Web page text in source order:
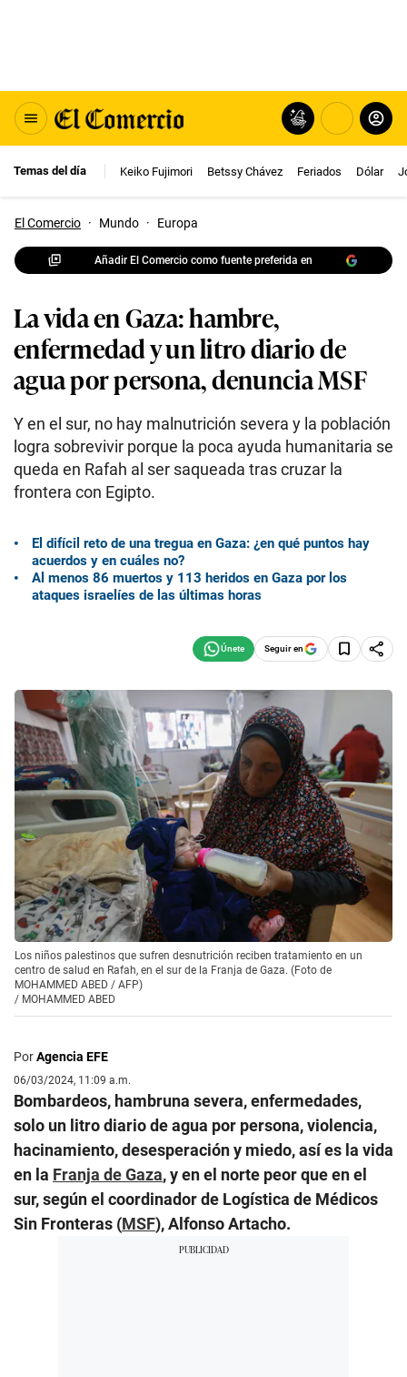
Temas del día Keiko Fujimori Betssy Chávez Feriados Dólar
El Comercio · Mundo · Europa
Añadir El Comercio como fuente preferida en
La vida en Gaza: hambre,
enfermedad y un litro diario de
agua por persona, denuncia MSF
Y en el sur, no hay malnutrición severa y la población
logra sobrevivir porque la poca ayuda humanitaria se
queda en Rafah al ser saqueada tras cruzar la
frontera con Egipto.
El difícil reto de una tregua en Gaza: ¿en qué puntos hay
acuerdos y en cuáles no?
Al menos 86 muertos y 113 heridos en Gaza por los
ataques israelíes de las últimas horas
Seguir en
Los niños palestinos que sufren desnutrición reciben tratamiento en un
centro de salud en Rafah, en el sur de la Franja de Gaza. (Foto de
MOHAMMED ABED / AFP)
/ MOHAMMED ABED
PorAgencia EFE
06/03/2024, 11:09 a.m.
Bombardeos, hambruna severa, enfermedades,
solo un litro diario de agua por persona, violencia,
hacinamiento, desesperación y miedo, así es la vida
en la Franja de Gaza, y en el norte peor que en el
sur, según el coordinador de Logística de Médicos
Sin Fronteras (MSF), Alfonso Artacho.